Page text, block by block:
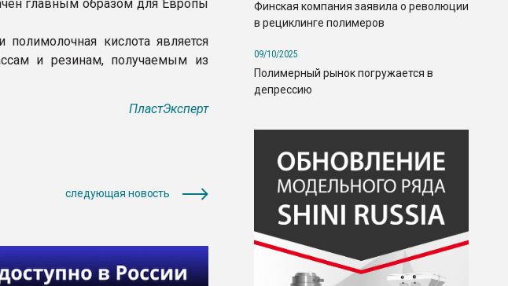
главным образом для Европы
кислота является
и резинам, получаемым из
ПластЭксперт
следующая новость
Финская компания заявила о революции
в рециклинге полимеров
09/10/2025
Полимерный рынок погружается в
депрессию